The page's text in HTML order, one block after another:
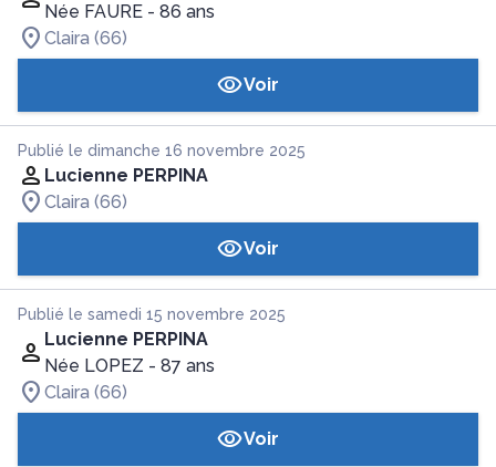
Née FAURE - 86 ans
Claira (66)
Voir
Publié le dimanche 16 novembre 2025
Lucienne PERPINA
Claira (66)
Voir
Publié le samedi 15 novembre 2025
Lucienne PERPINA
Née LOPEZ - 87 ans
Claira (66)
Voir